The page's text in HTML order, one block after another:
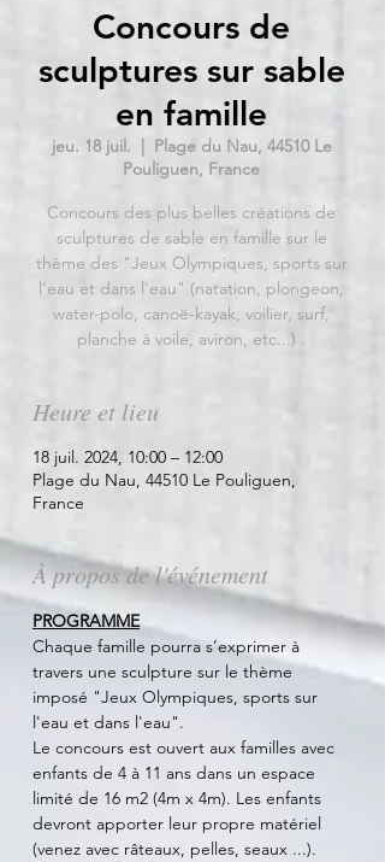
Concours de
sculptures sur sable
en famille
jeu. 18 juil.
  |
Plage du Nau, 44510 Le
Pouliguen, France
Concours des plus belles créations de
sculptures de sable en famille sur le
thème des "Jeux Olympiques, sports sur
l'eau et dans l'eau" (natation, plongeon,
water-polo, canoë-kayak, voilier, surf,
planche à voile, aviron, etc...) .
Heure et lieu
18 juil. 2024, 10:00 – 12:00
Plage du Nau, 44510 Le Pouliguen,
France
À propos de l'événement
PROGRAMME
Chaque famille pourra s’exprimer à
travers une sculpture sur le thème
imposé "Jeux Olympiques, sports sur
l'eau et dans l'eau".
Le concours est ouvert aux familles avec
enfants de 4 à 11 ans dans un espace
limité de 16 m2 (4m x 4m). Les enfants
devront apporter leur propre matériel
(venez avec râteaux, pelles, seaux ...).